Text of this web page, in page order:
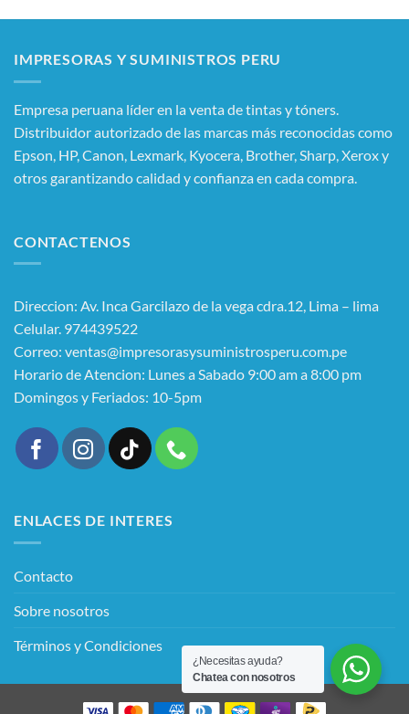
IMPRESORAS Y SUMINISTROS PERU
Empresa peruana líder en la venta de tintas y tóners.
Distribuidor autorizado de las marcas más reconocidas como
Epson, HP, Canon, Lexmark, Kyocera, Brother, Sharp, Xerox y
otros garantizando calidad y confianza en cada compra.
CONTACTENOS
Direccion: Av. Inca Garcilazo de la vega cdra.12, Lima – lima
Celular. 974439522
Correo: ventas@impresorasysuministrosperu.com.pe
Horario de Atencion: Lunes a Sabado 9:00 am a 8:00 pm
Domingos y Feriados: 10-5pm
ENLACES DE INTERES
Contacto
Sobre nosotros
Términos y Condiciones
¿Necesitas ayuda?
Chatea con nosotros